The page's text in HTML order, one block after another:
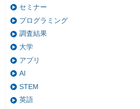
セミナー
プログラミング
調査結果
大学
アプリ
AI
STEM
英語